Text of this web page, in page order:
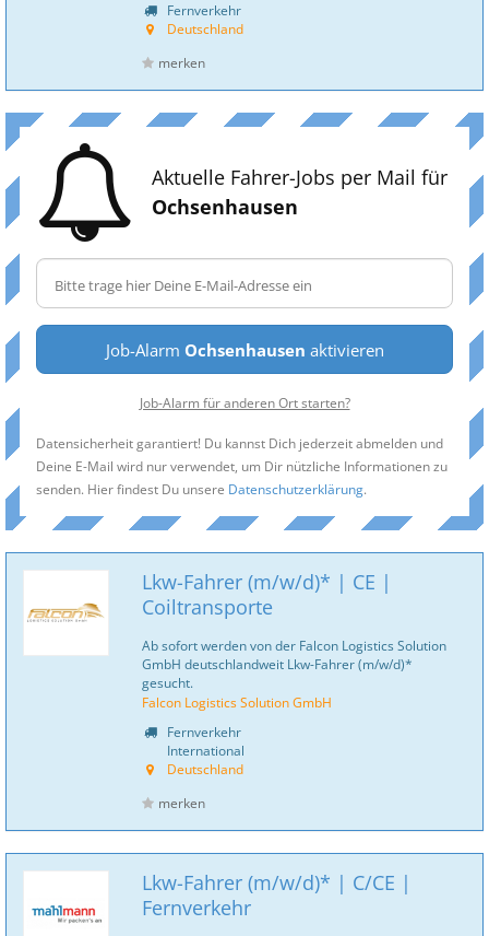
Fernverkehr
Deutschland
merken
Aktuelle Fahrer-Jobs per Mail für
Ochsenhausen
Job-Alarm Ochsenhausen aktivieren
Job-Alarm für anderen Ort starten?
Datensicherheit garantiert! Du kannst Dich jederzeit abmelden und
Deine E-Mail wird nur verwendet, um Dir nützliche Informationen zu
senden. Hier findest Du unsere Datenschutzerklärung.
Lkw-Fahrer (m/w/d)* | CE |
Coiltransporte
Ab sofort werden von der Falcon Logistics Solution
GmbH deutschlandweit Lkw-Fahrer (m/w/d)*
gesucht.
Falcon Logistics Solution GmbH
Fernverkehr
International
Deutschland
merken
Lkw-Fahrer (m/w/d)* | C/CE |
Fernverkehr